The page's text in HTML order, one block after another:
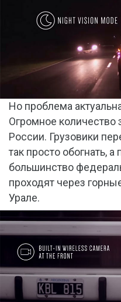
Но проблема
Огромное количество
России. Грузовики
так просто обогнать,
большинство
проходят через
Урале.